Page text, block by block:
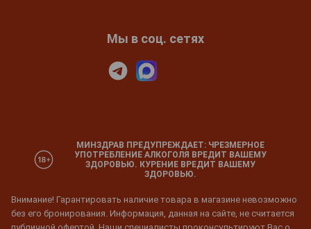
Мы в соц. сетях
МИНЗДРАВ ПРЕДУПРЕЖДАЕТ: ЧРЕЗМЕРНОЕ
УПОТРЕБЛЕНИЕ АЛКОГОЛЯ ВРЕДИТ ВАШЕМУ
ЗДОРОВЬЮ. КУРЕНИЕ ВРЕДИТ ВАШЕМУ
ЗДОРОВЬЮ.
Внимание! Гарантировать наличие товара в магазине невозможно
без его бронирования. Информация, данная на сайте, не считается